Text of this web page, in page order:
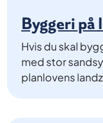
Byggeri på
Hvis du skal
med stor
planlovens